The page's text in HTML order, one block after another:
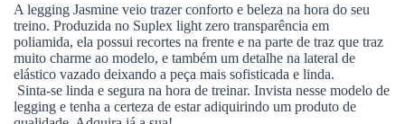
A legging Jasmine veio trazer conforto e beleza na hora do seu
treino. Produzida no Suplex light zero transparência em
poliamida, ela possui recortes na frente e na parte de traz que traz
muito charme ao modelo, e também um detalhe na lateral de
elástico vazado deixando a peça mais sofisticada e linda.
Sinta-se linda e segura na hora de treinar. Invista nesse modelo de
legging e tenha a certeza de estar adiquirindo um produto de